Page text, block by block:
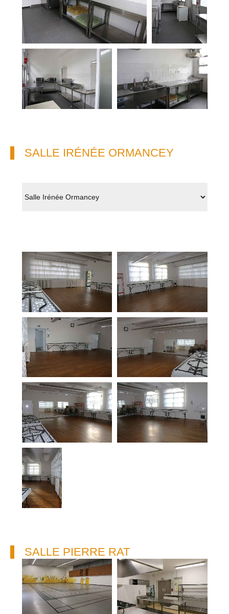
SALLE IRÉNÉE ORMANCEY
SALLE PIERRE RAT